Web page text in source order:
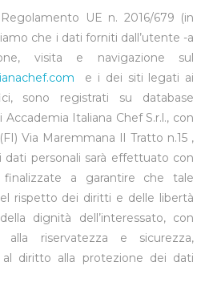
UE n. 2016/679 (in
che i dati forniti dall’utente -a
visita e navigazione sul
e i dei siti legati ai
sono registrati su database
Italiana Chef S.r.l., con
Via Maremmana Il Tratto n.15 ,
personali sarà effettuato con
a garantire che tale
rispetto dei diritti e delle libertà
dignità dell’interessato, con
alla riservatezza e sicurezza,
al diritto alla protezione dei dati